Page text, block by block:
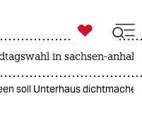

taz zahl ich
in sachsen-anhalt
soll Unterhaus dichtmachen